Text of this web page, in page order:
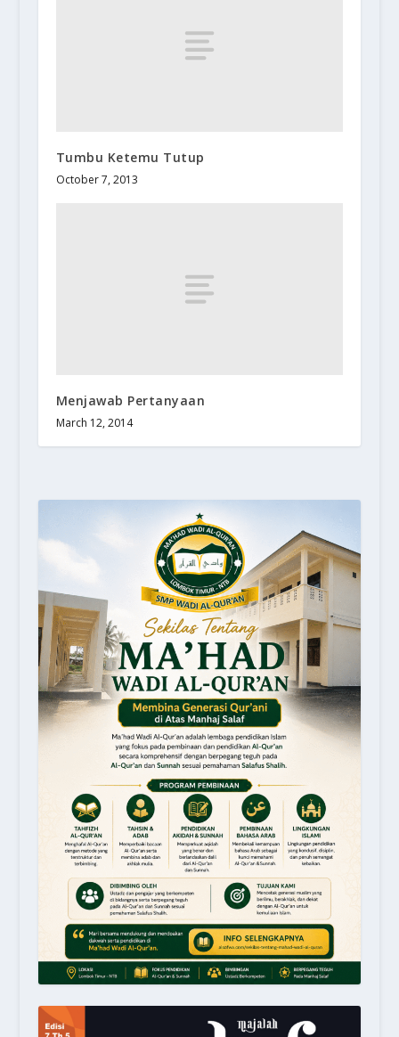
Tumbu Ketemu Tutup
October 7, 2013
Menjawab Pertanyaan
March 12, 2014